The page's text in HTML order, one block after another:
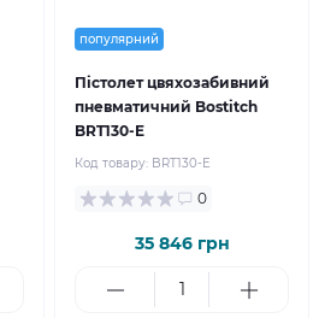
популярний
Пістолет цвяхозабивний
пневматичний Bostitch
BRT130-E
Код товару: BRT130-E
0
35 846 грн